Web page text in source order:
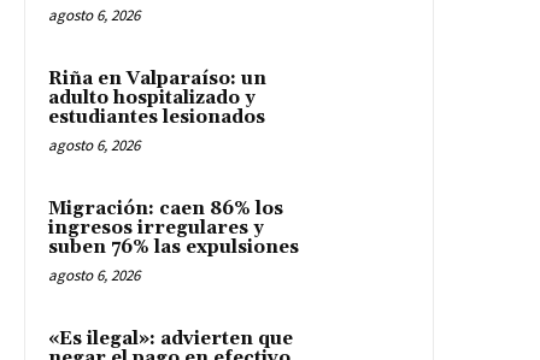
agosto 6, 2026
Riña en Valparaíso: un
adulto hospitalizado y
estudiantes lesionados
agosto 6, 2026
Migración: caen 86% los
ingresos irregulares y
suben 76% las expulsiones
agosto 6, 2026
«Es ilegal»: advierten que